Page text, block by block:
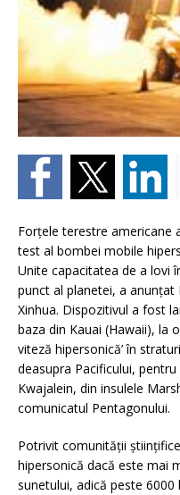
Forţele terestre americane
test al bombei mobile
Unite capacitatea de a lovi
punct al planetei, a anunţat
Xinhua. Dispozitivul a fost
baza din Kauai (Hawaii), la
viteză hipersonică’ în
deasupra Pacificului,
Kwajalein, din insulele
comunicatul Pentagonului.
Potrivit comunităţii
hipersonică dacă este mai
sunetului, adică peste